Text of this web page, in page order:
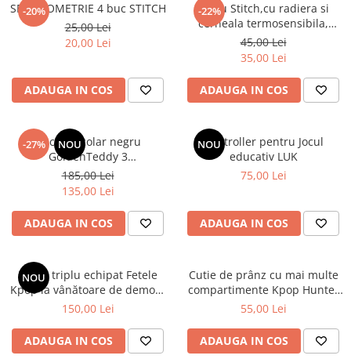
-20%
SET GEOMETRIE 4 buc STITCH
25,00 Lei
20,00 Lei
ADAUGA IN COS
-22%
Stilou Stitch,cu radiera si
cerneala termosensibila,
pastel
45,00 Lei
35,00 Lei
ADAUGA IN COS
-27% NOU
Rucsac școlar negru
GoldenTeddy 3
compartimente Astra
185,00 Lei
135,00 Lei
ADAUGA IN COS
NOU
Controller pentru Jocul
educativ LUK
75,00 Lei
ADAUGA IN COS
NOU
Penar triplu echipat Fetele
Kpop la vânătoare de demoni
Energy
150,00 Lei
ADAUGA IN COS
Cutie de prânz cu mai multe
compartimente Kpop Hunter
XL
55,00 Lei
ADAUGA IN COS